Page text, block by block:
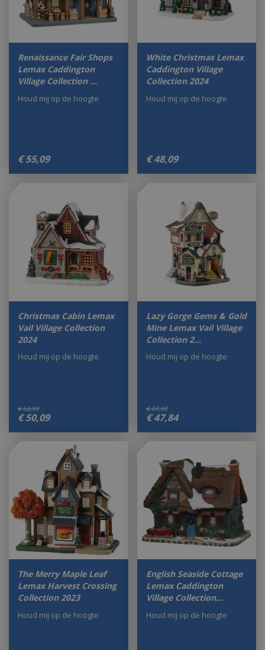
Renaissance Fair Shops
Lemax Caddington
Village Collection …
€ 55,09
Houd mij op de hoogte
White Christmas Lemax
Caddington Village
Collection 2024
€ 48,09
Houd mij op de hoogte
Christmas Cabin Lemax
Vail Village Collection
2024
€ 52,99
€ 50,09
Houd mij op de hoogte
Lazy Gorge Gems & Gold
Mine Lemax Vail Village
Collection 2…
€ 57,99
€ 47,84
Houd mij op de hoogte
The Merry Maple Leaf
Lemax Harvest Crossing
Collection 2023
Houd mij op de hoogte
English Seaside Cottage
Lemax Caddington
Village Collection…
Houd mij op de hoogte